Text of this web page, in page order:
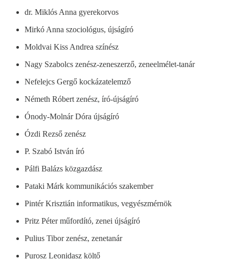
dr. Miklós Anna gyerekorvos
Mirkó Anna szociológus, újságíró
Moldvai Kiss Andrea színész
Nagy Szabolcs zenész-zeneszerző, zeneelmélet-tanár
Nefelejcs Gergő kockázatelemző
Németh Róbert zenész, író-újságíró
Ónody-Molnár Dóra újságíró
Ózdi Rezső zenész
P. Szabó István író
Pálfi Balázs közgazdász
Pataki Márk kommunikációs szakember
Pintér Krisztián informatikus, vegyészmérnök
Pritz Péter műfordító, zenei újságíró
Pulius Tibor zenész, zenetanár
Purosz Leonidasz költő